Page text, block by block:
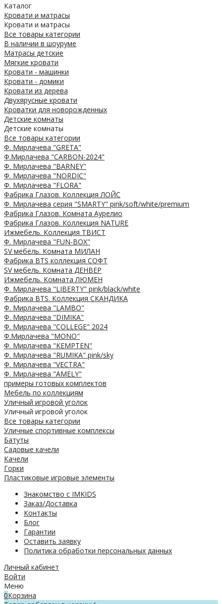
Каталог
Кровати и матрасы
Кровати и матрасы
Все товары категории
В наличии в шоуруме
Матрасы детские
Мягкие кровати
Кровати - машинки
Кровати - домики
Кровати из дерева
Двухярусные кровати
Кроватки для новорожденных
Детские комнаты
Детские комнаты
Все товары категории
Ф. Мирлачева "GRETA"
Ф.Мирлачева "CARBON-2024"
Ф. Мирлачева "BARNEY"
Ф. Мирлачева "NORDIC"
Ф. Мирлачева "FLORA"
Фабрика Глазов. Коллекция ЛОЙС
Ф. Мирлачева серия "SMARTY" pink/soft/white/premium
Фабрика Глазов. Комната Аурелио
Фабрика Глазов. Коллекция NATURE
Ижмебель. Коллекция ТВИСТ
Ф. Мирлачева "FUN-BOX"
SV мебель. Комната МИЛАН
Фабрика BTS коллекция СОФТ
SV мебель. Комната ДЕНВЕР
Ижмебель. Комната ЛЮМЕН
Ф. Мирлачева "LIBERTY" pink/black/white
Фабрика BTS. Коллекция СКАНДИКА
Ф. Мирлачева "LAMBO"
Ф. Мирлачева "DIMIKA"
Ф. Мирлачева "COLLEGE" 2024
Ф.Мирлачева "MONO"
Ф. Мирлачева "KEMPTEN"
Ф. Мирлачева "RUMIKA" pink/sky
Ф. Мирлачева "VECTRA"
Ф. Мирлачева "AMELY"
примеры готовых комплектов
Мебель по коллекциям
Уличный игровой уголок
Уличный игровой уголок
Все товары категории
Уличные спортивные комплексы
Батуты
Садовые качели
Качели
Горки
Пластиковые игровые элементы
Знакомство с IMKIDS
Заказ/Доставка
Контакты
Блог
Гарантии
Оставить заявку
Политика обработки персональных данных
Личный кабинет
Войти
Меню
0Корзина